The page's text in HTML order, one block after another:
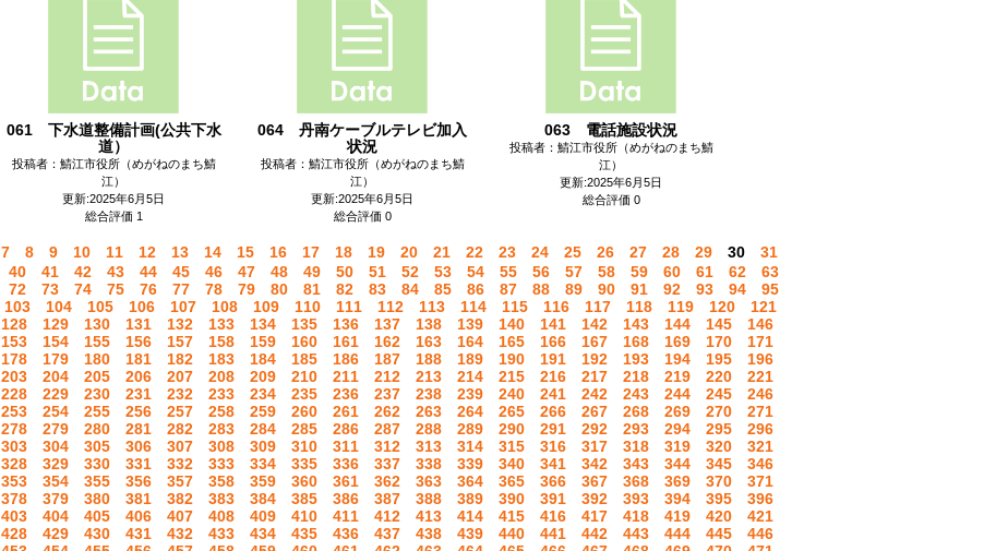
061 下水道整備計画(公共下水
道）
投稿者：鯖江市役所（めがねのまち鯖
江）
更新:2025年6月5日
総合評価 1
064 丹南ケーブルテレビ加入
状況
投稿者：鯖江市役所（めがねのまち鯖
江）
更新:2025年6月5日
総合評価 0
063 電話施設状況
投稿者：鯖江市役所（めがねのまち鯖
江）
更新:2025年6月5日
総合評価 0
7 8 9 10 11 12 13 14 15 16 17 18 19 20 21 22 23 24 25 26 27 28 29 30
31
40 41 42 43 44 45 46 47 48 49 50 51 52 53 54 55 56 57 58 59 60 61 62
63
72 73 74 75 76 77 78 79 80 81 82 83 84 85 86 87 88 89 90 91 92 93 94
95
103 104 105 106 107 108 109 110 111 112 113 114 115 116 117 118 119 120
121
128 129 130 131 132 133 134 135 136 137 138 139 140 141 142 143 144 145
146
153 154 155 156 157 158 159 160 161 162 163 164 165 166 167 168 169 170
171
178 179 180 181 182 183 184 185 186 187 188 189 190 191 192 193 194 195
196
203 204 205 206 207 208 209 210 211 212 213 214 215 216 217 218 219 220
221
228 229 230 231 232 233 234 235 236 237 238 239 240 241 242 243 244 245
246
253 254 255 256 257 258 259 260 261 262 263 264 265 266 267 268 269 270
271
278 279 280 281 282 283 284 285 286 287 288 289 290 291 292 293 294 295
296
303 304 305 306 307 308 309 310 311 312 313 314 315 316 317 318 319 320
321
328 329 330 331 332 333 334 335 336 337 338 339 340 341 342 343 344 345
346
353 354 355 356 357 358 359 360 361 362 363 364 365 366 367 368 369 370
371
378 379 380 381 382 383 384 385 386 387 388 389 390 391 392 393 394 395
396
403 404 405 406 407 408 409 410 411 412 413 414 415 416 417 418 419 420
421
428 429 430 431 432 433 434 435 436 437 438 439 440 441 442 443 444 445
446